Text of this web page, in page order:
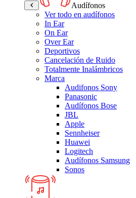
Audífonos
Ver todo en audífonos
In Ear
On Ear
Over Ear
Deportivos
Cancelación de Ruido
Totalmente Inalámbricos
Marca
Audifonos Sony
Panasonic
Audífonos Bose
JBL
Apple
Sennheiser
Huawei
Logitech
Audífonos Samsung
Sonos